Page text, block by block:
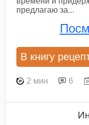
предлагаю за...
В книгу
2 мин 6